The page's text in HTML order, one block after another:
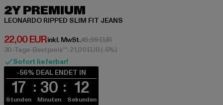
2Y PREMIUM
LEONARDO RIPPED SLIM FIT JEANS
22,00 EUR
Derzeitiger Preis: 22,00 EUR
inkl. MwSt.49,99 EURAktionspreis: 49,99 EUR
30-Tage-Bestpreis**: 21,00 EUR(-5%)
Sofort lieferbar!
-56% DEAL ENDET IN
17
Stunden
30
Minuten
11
Sekunden